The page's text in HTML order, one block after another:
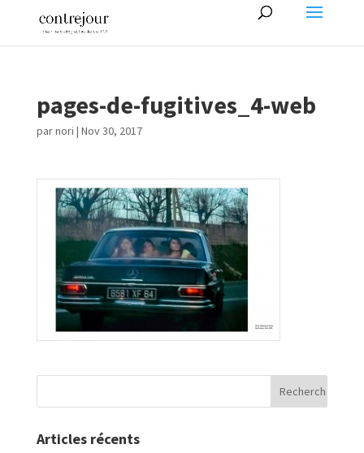
pages-de-fugitives_4-web
parnori | Nov 30, 2017
Articles récents